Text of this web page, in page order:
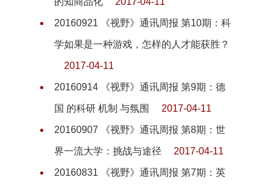
20160921 《视野》通讯周报 第10期：科
学如果是一种游戏，怎样的人才能获胜？
2017-04-11
20160914 《视野》通讯周报 第9期：德
国 的科研 机制 与氛围 2017-04-11
20160907 《视野》通讯周报 第8期：世
界一流大学：挑战与途径 2017-04-11
20160831 《视野》通讯周报 第7期：英